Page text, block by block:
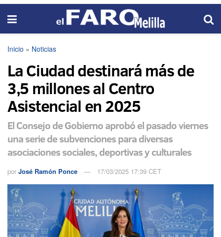
Inicio » Noticias
La Ciudad destinará más de
3,5 millones al Centro
Asistencial en 2025
El Consejo de Gobierno aprobó el pasado viernes
una serie de subvenciones para diversas
asociaciones sociales, deportivas y culturales
por José Ramón Ponce 17/03/2025 17:39 CET